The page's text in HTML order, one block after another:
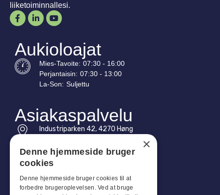
liiketoiminnallesi.
Aukioloajat
Mies-Tavoite: 07:30 - 16:00
Perjantaisin: 07:30 - 13:00
La-Son: Suljettu
Asiakaspalvelu
Industriparken 42, 4270 Høng
Puh: +45 4396 4122
Sähköposti: vb@viggobendz.dk
×
Denne hjemmeside bruger
cookies
Denne hjemmeside bruger cookies til at
forbedre brugeroplevelsen. Ved at bruge